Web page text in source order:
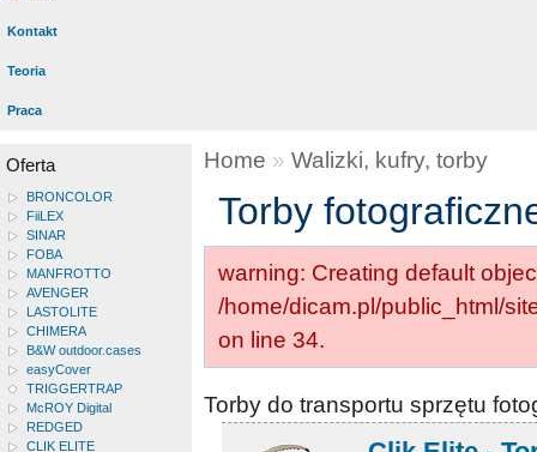
Kontakt
Teoria
Praca
Oferta
BRONCOLOR
FiiLEX
SINAR
FOBA
MANFROTTO
AVENGER
LASTOLITE
CHIMERA
B&W outdoor.cases
easyCover
TRIGGERTRAP
McROY Digital
REDGED
CLIK ELITE
Home » Walizki, kufry, torby
Torby
warning: Creating default
/home/dicam.pl/public_html/
on line 34.
Torby do transportu sprzętu